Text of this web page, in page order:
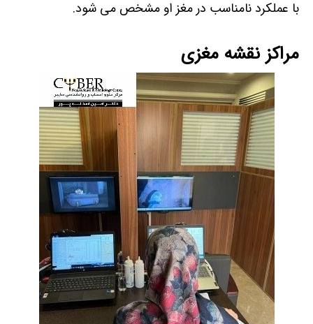
با عملکرد نامناسب در مغز او مشخص می شود.
مراکز نقشه مغزی